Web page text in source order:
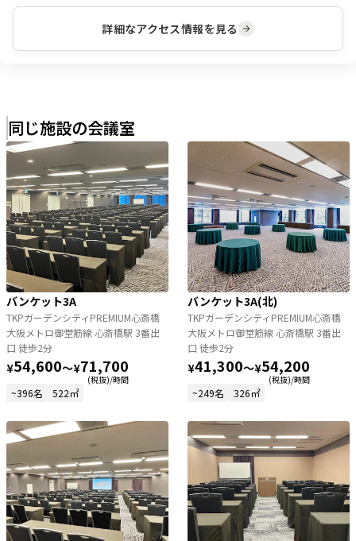
詳細なアクセス情報を見る
同じ施設の会議室
バンケット3A
TKPガーデンシティPREMIUM心斎橋
大阪メトロ御堂筋線 心斎橋駅 3番出
口 徒歩2分
¥54,600〜¥71,700
(税抜)/時間
~396名 522㎡
バンケット3A(北)
TKPガーデンシティPREMIUM心斎橋
大阪メトロ御堂筋線 心斎橋駅 3番出
口 徒歩2分
¥41,300〜¥54,200
(税抜)/時間
~249名 326㎡